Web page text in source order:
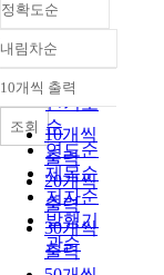
정확도순
정확도
순
인기도
순
연도순
제목순
저자순
발행기
관순
내림차순
내림차순
10개씩 출력
10개씩
출력
20개씩
출력
30개씩
출력
조회